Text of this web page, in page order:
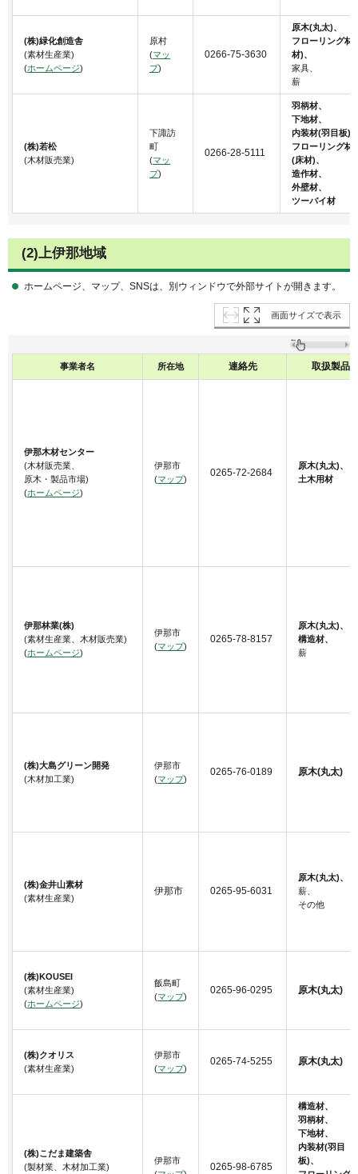
(株)緑化創造舎
(素材生産業)
(ホームページ)
原村
(マッ
プ)
0266-75-3630
原木(丸太)、
フローリング材(
材)、
家具、
薪
(株)若松
(木材販売業)
下諏訪
町
(マッ
プ)
0266-28-5111
羽柄材、
下地材、
内装材(羽目板)
フローリング材
(床材)、
造作材、
外壁材、
ツーバイ材
(2)上伊那地域
ホームページ、マップ、SNSは、別ウィンドウで外部サイトが開きます。
画面サイズで表示
事業者名 所在地 連絡先 取扱製品
伊那木材センター
(木材販売業、
原木・製品市場)
(ホームページ)
伊那市
(マップ)
0265-72-2684
原木(丸太)、
土木用材
伊那林業(株)
(素材生産業、木材販売業)
(ホームページ)
伊那市
(マップ)
0265-78-8157
原木(丸太)、
構造材、
薪
(株)大島グリーン開発
(木材加工業)
伊那市
(マップ)
0265-76-0189 原木(丸太)
(株)金井山素材
(素材生産業)
伊那市 0265-95-6031
原木(丸太)、
薪、
その他
(株)KOUSEI
(素材生産業)
(ホームページ)
飯島町
(マップ)
0265-96-0295 原木(丸太)
(株)クオリス
(素材生産業)
伊那市
(マップ)
0265-74-5255 原木(丸太)
(株)こだま建築舎
(製材業、木材加工業)
伊那市
0265-98-6785
構造材、
羽柄材、
下地材、
内装材(羽目
板)、